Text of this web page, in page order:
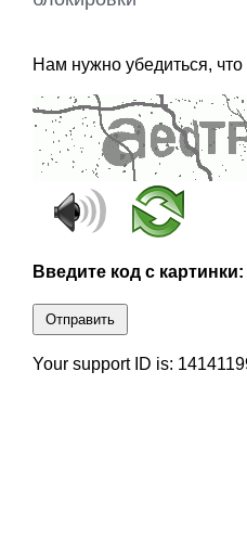
Нам нужно убедиться,
Введите код с картинки:
Отправить
Your support ID is: